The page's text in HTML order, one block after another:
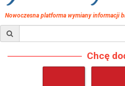
Nowoczesna platforma wymiany informacji
Chcę